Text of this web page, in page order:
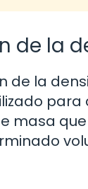
de la
de la
masa